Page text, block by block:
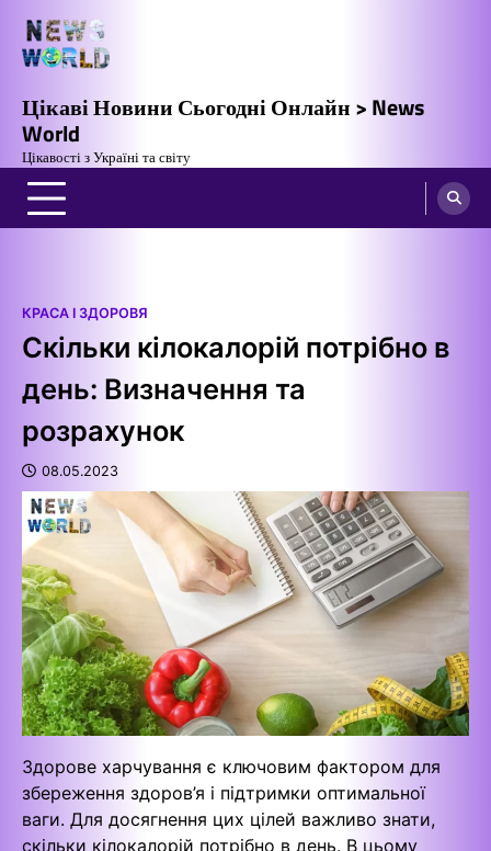
вмісту
Цікаві Новини Сьогодні Онлайн > News
World
Цікавості з Україні та світу
КРАСА І ЗДОРОВЯ
Скільки кілокалорій потрібно в
день: Визначення та
розрахунок
08.05.2023
Здорове харчування є ключовим фактором для
збереження здоров’я і підтримки оптимальної
ваги. Для досягнення цих цілей важливо знати,
скільки кілокалорій потрібно в день. В цьому